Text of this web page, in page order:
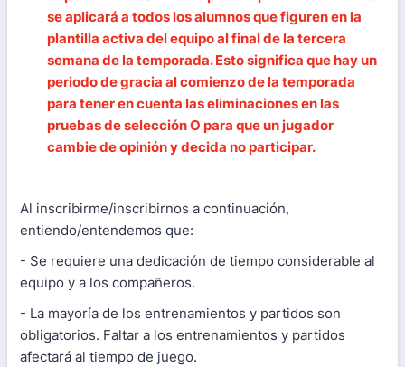
se aplicará a todos los alumnos que figuren en la
plantilla activa del equipo al final de la tercera
semana de la temporada. Esto significa que hay un
periodo de gracia al comienzo de la temporada
para tener en cuenta las eliminaciones en las
pruebas de selección O para que un jugador
cambie de opinión y decida no participar.
Al inscribirme/inscribirnos a continuación,
entiendo/entendemos que:
- Se requiere una dedicación de tiempo considerable al
equipo y a los compañeros.
- La mayoría de los entrenamientos y partidos son
obligatorios. Faltar a los entrenamientos y partidos
afectará al tiempo de juego.